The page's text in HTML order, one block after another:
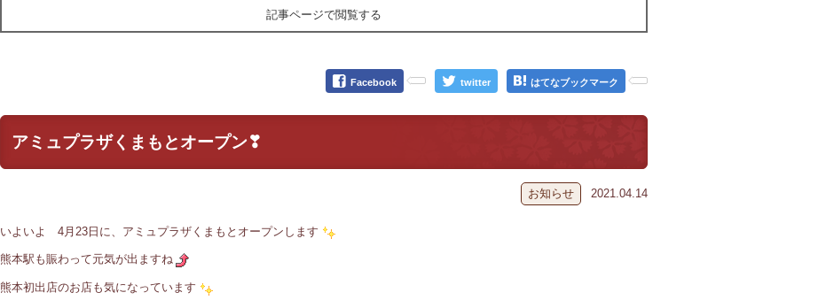
記事ページで閲覧する
Facebook twitter はてなブックマーク
アミュプラザくまもとオープン❣
お知らせ 2021.04.14
いよいよ 4月23日に、アミュプラザくまもとオープンします
熊本駅も賑わって元気が出ますね
熊本初出店のお店も気になっています